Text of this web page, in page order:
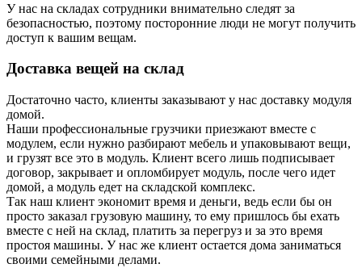
У нас на складах сотрудники внимательно следят за
безопасностью, поэтому посторонние люди не могут получить
доступ к вашим вещам.
Доставка вещей на склад
Достаточно часто, клиенты заказывают у нас доставку модуля
домой.
Наши профессиональные грузчики приезжают вместе с
модулем, если нужно разбирают мебель и упаковывают вещи,
и грузят все это в модуль. Клиент всего лишь подписывает
договор, закрывает и опломбирует модуль, после чего идет
домой, а модуль едет на складской комплекс.
Так наш клиент экономит время и деньги, ведь если бы он
просто заказал грузовую машину, то ему пришлось бы ехать
вместе с ней на склад, платить за перегруз и за это время
простоя машины. У нас же клиент остается дома заниматься
своими семейными делами.